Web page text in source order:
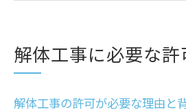
解体業許可に必要な資
許可なし解体工事に潜むリ
解体工事に必要な
解体工事の許可が必要な理由と